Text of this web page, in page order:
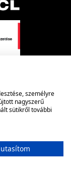
személyre
nagyszerű
sütikről további